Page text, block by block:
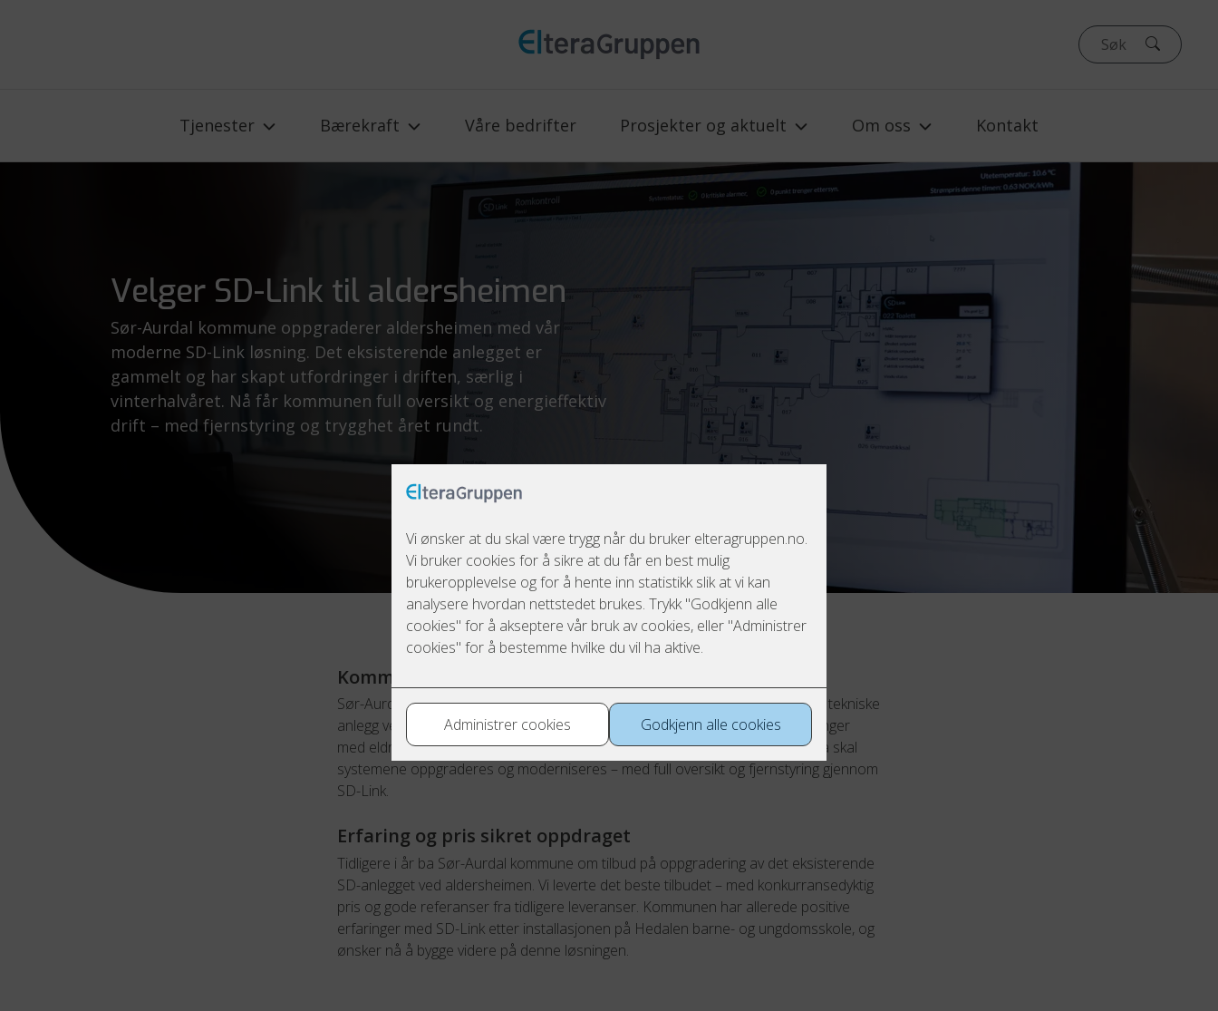
Tjenester Bærekraft Våre bedrifter Prosjekter og aktuelt Om oss Kontakt
Velger SD-Link til aldersheimen
Sør-Aurdal kommune oppgraderer aldersheimen med vår
moderne SD-Link løsning. Det eksisterende anlegget er
gammelt og har skapt utfordringer i driften, særlig i
vinterhalvåret. Nå får kommunen full oversikt og energieffektiv
drift – med fjernstyring og trygghet året rundt.
Kommunens satser på moderne og energieffektiv drift
Sør-Aurdal kommune har valgt vår løsning SD-Link til styring og overvåking av tekniske
anlegg ved aldersheimen i kommunen. Bakgrunnen for prosjektet er utfordringer
med eldre anlegg som har gjort driften krevende, særlig i vintermånedene. Nå skal
systemene oppgraderes og moderniseres – med full oversikt og fjernstyring gjennom
SD-Link.
Erfaring og pris sikret oppdraget
Tidligere i år ba Sør-Aurdal kommune om tilbud på oppgradering av det eksisterende
SD-anlegget ved aldersheimen. Vi leverte det beste tilbudet – med konkurransedyktig
pris og gode referanser fra tidligere leveranser. Kommunen har allerede positive
erfaringer med SD-Link etter installasjonen på Hedalen barne- og ungdomsskole, og
ønsker nå å bygge videre på denne løsningen.